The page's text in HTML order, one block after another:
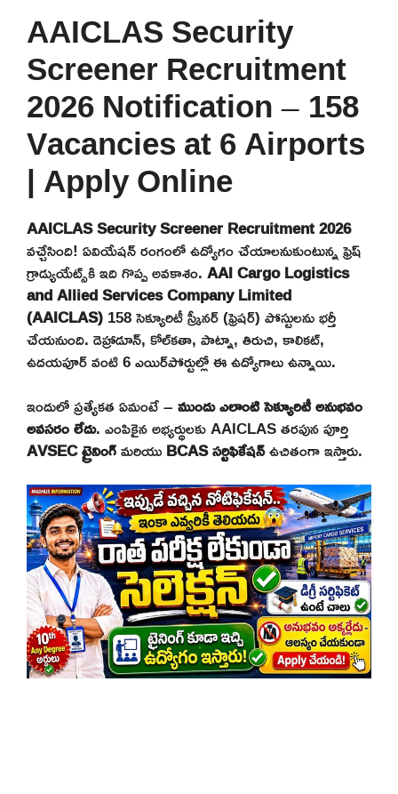
AAICLAS Security
Screener Recruitment
2026 Notification – 158
Vacancies at 6 Airports
| Apply Online
AAICLAS Security Screener Recruitment 2026
వచ్చేసింది! ఏవియేషన్ రంగంలో ఉద్యోగం చేయాలనుకుంటున్న ఫ్రెష్
గ్రాడ్యుయేట్స్‌కి ఇది గొప్ప అవకాశం.AAI Cargo Logistics
and Allied Services Company Limited
(AAICLAS)158 సెక్యూరిటీ స్క్రీనర్ (ఫ్రెషర్) పోస్టులను భర్తీ
చేయనుంది. డెహ్రాడూన్, కోల్‌కతా, పాట్నా, తిరుచి, కాలికట్,
ఉదయపూర్ వంటి 6 ఎయిర్‌పోర్టుల్లో ఈ ఉద్యోగాలు ఉన్నాయి.
ఇందులో ప్రత్యేకత ఏమంటే –ముందు ఎలాంటి సెక్యూరిటీ అనుభవం
అవసరం లేదు. ఎంపికైన అభ్యర్థులకు AAICLAS తరపున పూర్తి
AVSEC ట్రైనింగ్మరియుBCAS సర్టిఫికేషన్ఉచితంగా ఇస్తారు.